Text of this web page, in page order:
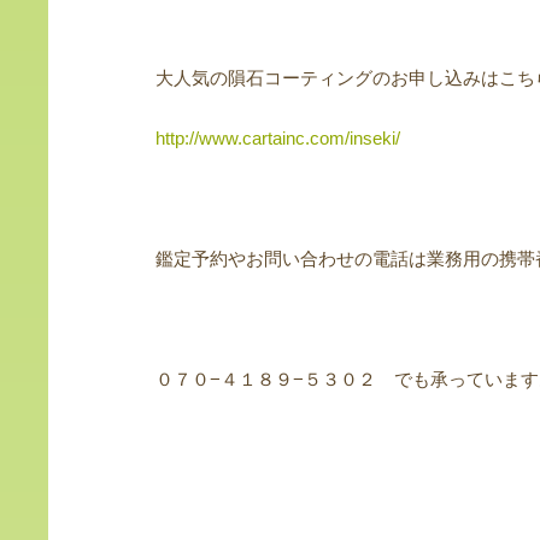
大人気の隕石コーティングのお申し込みはこち
http://www.cartainc.com/inseki/
鑑定予約やお問い合わせの電話は業務用の携帯
０７０−４１８９−５３０２ でも承っています